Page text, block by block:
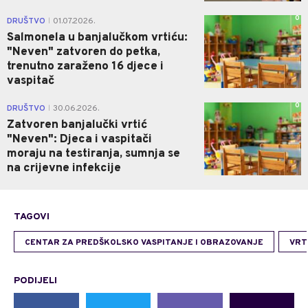
DRUŠTVO 01.07.2026.
Salmonela u banjalučkom vrtiću:
"Neven" zatvoren do petka,
trenutno zaraženo 16 djece i
vaspitač
0
DRUŠTVO 30.06.2026.
Zatvoren banjalučki vrtić
"Neven": Djeca i vaspitači
moraju na testiranja, sumnja se
na crijevne infekcije
0
TAGOVI
CENTAR ZA PREDŠKOLSKO VASPITANJE I OBRAZOVANJE
PODIJELI